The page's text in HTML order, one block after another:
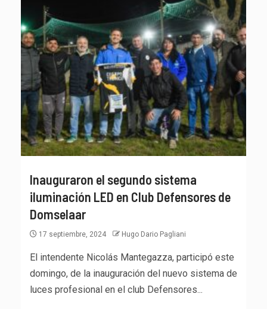
Inauguraron el segundo sistema
iluminación LED en Club Defensores de
Domselaar
17 septiembre, 2024 Hugo Dario Pagliani
El intendente Nicolás Mantegazza, participó este
domingo, de la inauguración del nuevo sistema de
luces profesional en el club Defensores...